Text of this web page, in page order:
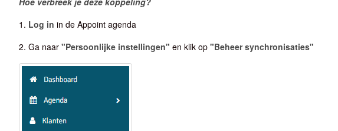
1. Log in in de Appoint agenda
2. Ga naar "Persoonlijke instellingen" en klik op "Beheer synchronisaties"